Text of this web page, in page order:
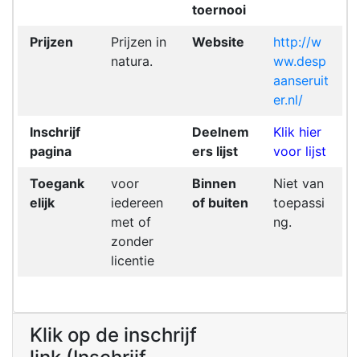
toernooi
Prijzen
Prijzen in
natura.
Website
http://w
ww.desp
aanseruit
er.nl/
Inschrijf
pagina
Deelnem
ers lijst
Klik hier
voor lijst
Toegank
elijk
voor
iedereen
met of
zonder
licentie
Binnen
of buiten
Niet van
toepassi
ng.
Klik op de inschrijf